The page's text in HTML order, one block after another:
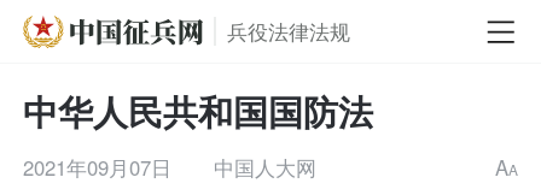
兵役法律法规
中华人民共和国国防法
2021年09月07日 中国人大网 AA